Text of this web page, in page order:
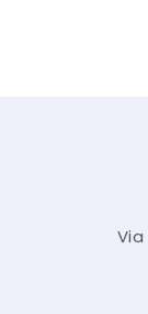
Via